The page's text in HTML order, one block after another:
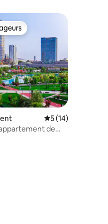
93 commentaires : 5 sur 5
les plus appréciés
Évaluation
5 (14)
de